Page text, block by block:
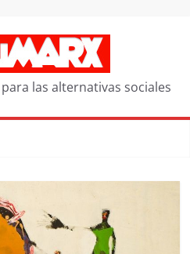
las alternativas sociales